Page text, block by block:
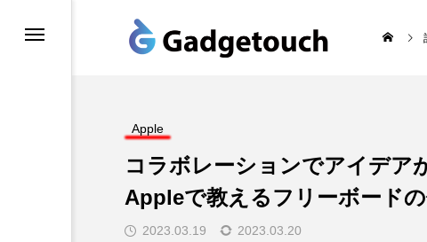
Apple
コラボレーションでアイデア
Appleで教えるフリーボード
2023.03.19 2023.03.20